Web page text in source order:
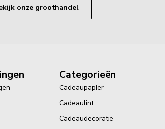
onze groothandel
Categorieën
Cadeaupapier
Cadeaulint
Cadeaudecoratie